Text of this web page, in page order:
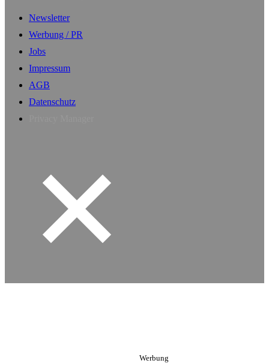
Newsletter
Werbung / PR
Jobs
Impressum
AGB
Datenschutz